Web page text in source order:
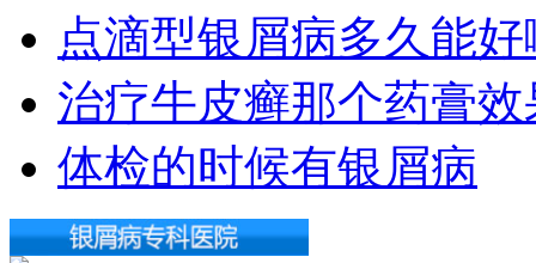
点滴型银屑病多久能好
治疗牛皮癣那个药膏
体检的时候有银屑病